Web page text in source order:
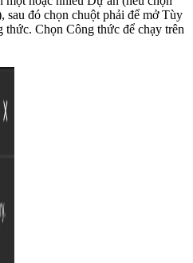
sau đó chọn chuột phải để mở Tùy
thức. Chọn Công thức để chạy trên